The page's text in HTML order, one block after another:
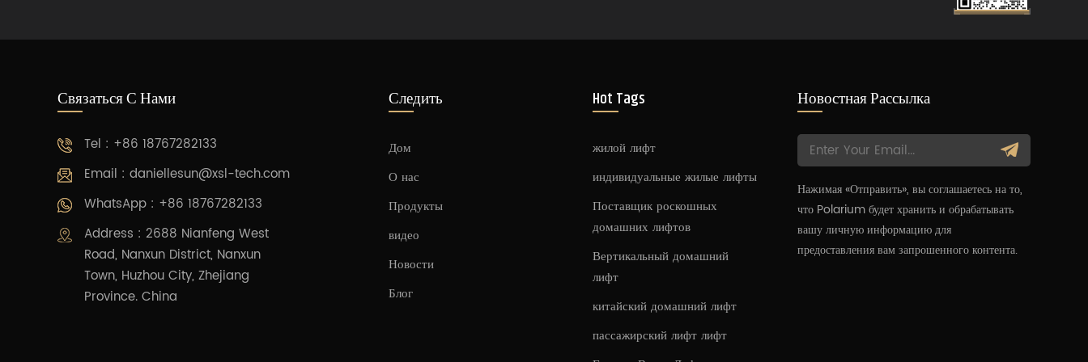
Связаться С Нами
Tel : +86 18767282133
Email : daniellesun@xsl-tech.com
WhatsApp : +86 18767282133
Address : 2688 Nianfeng West
Road, Nanxun District, Nanxun
Town, Huzhou City, Zhejiang
Province. China
Следить
Дом
О нас
Продукты
видео
Новости
Блог
Hot Tags
жилой лифт
индивидуальные жилые лифты
Поставщик роскошных
домашних лифтов
Вертикальный домашний
лифт
китайский домашний лифт
пассажирский лифт лифт
Новостная Рассылка
Нажимая «Отправить», вы соглашаетесь на то,
что Polarium будет хранить и обрабатывать
вашу личную информацию для
предоставления вам запрошенного контента.